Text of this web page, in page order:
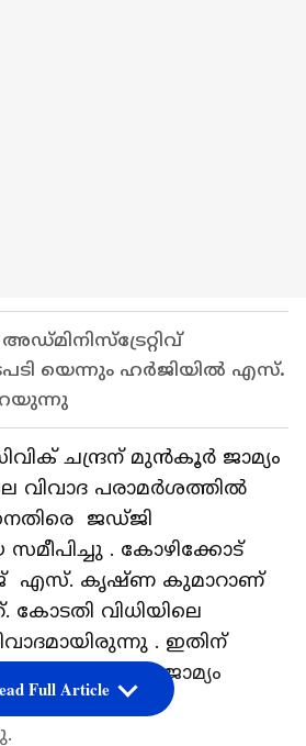
അഡ്മിനിസ്ട്രേറ്റിവ്
യെന്നും ഹർജിയിൽ എസ്.
ചന്ദ്രന് മുൻകൂർ ജാമ്യം
വിവാദ പരാമർശത്തിൽ
ജഡ്ജി
. കോഴിക്കോട്
എസ്. കൃഷ്ണ കുമാറാണ്
വിധിയിലെ
. ഇതിന്
ചന്ദ്രന് മുൻകൂർ ജാമ്യം
സ്ഥലം
Full Article